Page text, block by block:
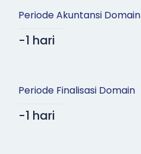
Periode Akuntansi Domain
-1 hari
Periode Finalisasi Domain
-1 hari